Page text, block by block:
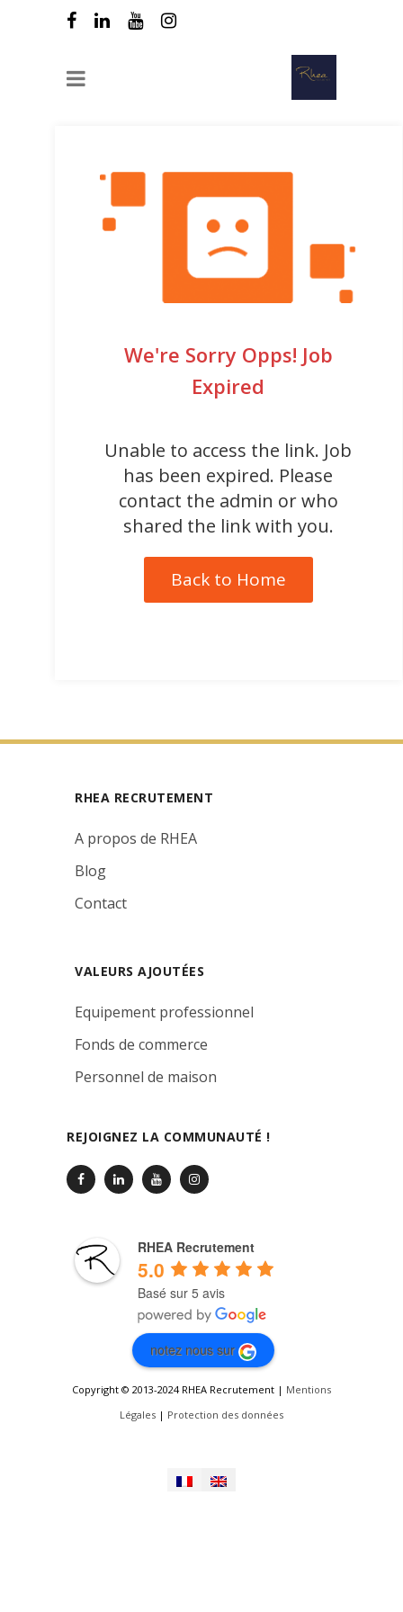
We're Sorry Opps! Job
Expired
Unable to access the link. Job
has been expired. Please
contact the admin or who
shared the link with you.
Back to Home
RHEA RECRUTEMENT
A propos de RHEA
Blog
Contact
VALEURS AJOUTÉES
Equipement professionnel
Fonds de commerce
Personnel de maison
REJOIGNEZ LA COMMUNAUTÉ !
RHEA Recrutement
5.0
Basé sur 5 avis
notez nous sur
Copyright © 2013-2024 RHEA Recrutement | Mentions
Légales | Protection des données